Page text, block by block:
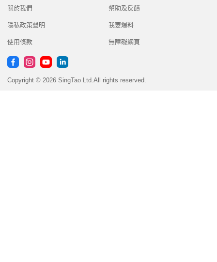
關於我們
隱私政策聲明
使用條款
幫助及反饋
我要爆料
無障礙網頁
Copyright © 2026 SingTao Ltd.All rights reserved.